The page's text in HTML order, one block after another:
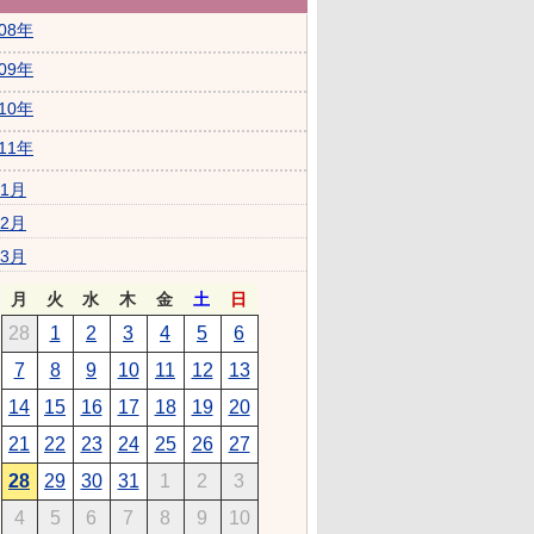
年
年
年
年
1月
2月
3月
月 火 水 木 金 土 日
28 1 2 3 4 5
6
7
8 9 10 11 12
13
14
15 16 17 18 19
20
21
22 23 24 25 26
27
28
29 30 31 1 2
3
4
5 6 7 8 9 10